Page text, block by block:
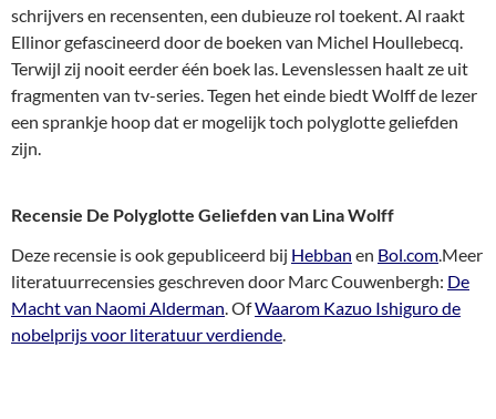
schrijvers en recensenten, een dubieuze rol toekent. Al raakt
Ellinor gefascineerd door de boeken van Michel Houllebecq.
Terwijl zij nooit eerder één boek las. Levenslessen haalt ze uit
fragmenten van tv-series. Tegen het einde biedt Wolff de lezer
een sprankje hoop dat er mogelijk toch polyglotte geliefden
zijn.
Recensie De Polyglotte Geliefden van Lina Wolff
Deze recensie is ook gepubliceerd bij Hebban en Bol.com.Meer
literatuurrecensies geschreven door Marc Couwenbergh: De
Macht van Naomi Alderman. OfWaarom Kazuo Ishiguro de
nobelprijs voor literatuur verdiende.